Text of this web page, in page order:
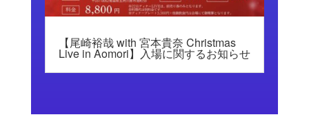
【尾崎裕哉 with 宮本貴奈 Christmas
Live in Aomori】入場に関するお知らせ